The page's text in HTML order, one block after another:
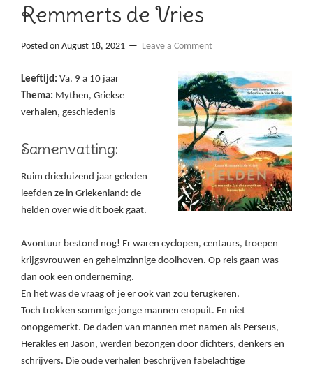
Remmerts de Vries
Posted on August 18, 2021 Leave a Comment
Leeftijd: Va. 9 a 10 jaar
Thema: Mythen, Griekse
verhalen, geschiedenis
Samenvatting:
Ruim drieduizend jaar geleden
leefden ze in Griekenland: de
helden over wie dit boek gaat.
Avontuur bestond nog! Er waren cyclopen, centaurs, troepen
krijgsvrouwen en geheimzinnige doolhoven. Op reis gaan was
dan ook een onderneming.
En het was de vraag of je er ook van zou terugkeren.
Toch trokken sommige jonge mannen eropuit. En niet
onopgemerkt. De daden van mannen met namen als Perseus,
Herakles en Jason, werden bezongen door dichters, denkers en
schrijvers. Die oude verhalen beschrijven fabelachtige